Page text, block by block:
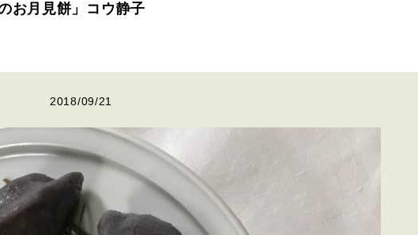
お月見餅」コウ静子
2018/09/21